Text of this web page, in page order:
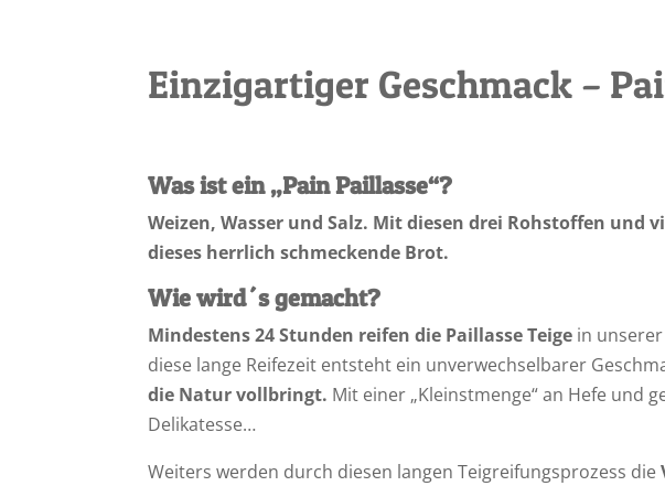
Einzigartiger Geschmack –
Was ist ein „Pain Paillasse“?
Weizen, Wasser und Salz. Mit diesen drei Rohstoffen
dieses herrlich schmeckende Brot.
Wie wird´s gemacht?
Mindestens 24 Stunden reifen die Paillasse Teige in
diese lange Reifezeit entsteht ein unverwechselbarer
die Natur vollbringt. Mit einer „Kleinstmenge“ an Hefe und
Delikatesse…
Weiters werden durch diesen langen Teigreifungsprozess die